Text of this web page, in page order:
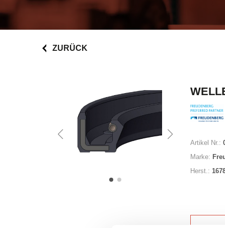
ZURÜCK
Artikel Nr.:
Marke:
Herst.: